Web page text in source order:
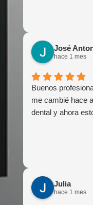
José
hace 1 mes
Buenos
me cambié hace
dental y ahora
Julia
hace 1 mes